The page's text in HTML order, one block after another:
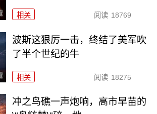
相关 阅读 18769
波斯这狠厉一击，终结了美军吹
了半个世纪的牛
相关 阅读 18275
冲之鸟礁一声炮响，高市早苗的